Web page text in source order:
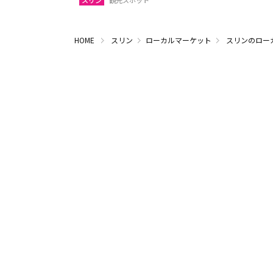
HOME スリン ローカルマーケット スリンのロー